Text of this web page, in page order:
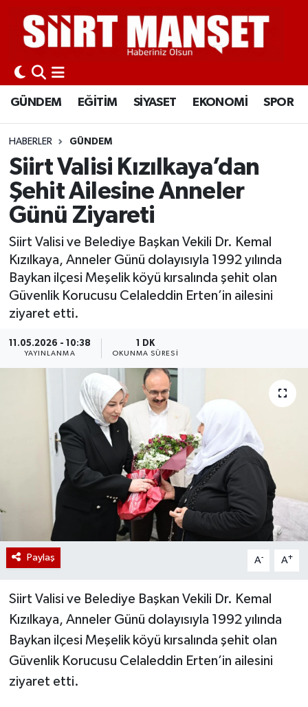
GÜNDEM EĞİTİM SİYASET EKONOMİ SPOR
HABERLER GÜNDEM
Siirt Valisi Kızılkaya’dan
Şehit Ailesine Anneler
Günü Ziyareti
Siirt Valisi ve Belediye Başkan Vekili Dr. Kemal
Kızılkaya, Anneler Günü dolayısıyla 1992 yılında
Baykan ilçesi Meşelik köyü kırsalında şehit olan
Güvenlik Korucusu Celaleddin Erten’in ailesini
ziyaret etti.
11.05.2026 - 10:38
YAYINLANMA
1 DK
OKUNMA SÜRESI
Paylaş A- A+
Siirt Valisi ve Belediye Başkan Vekili Dr. Kemal
Kızılkaya, Anneler Günü dolayısıyla 1992 yılında
Baykan ilçesi Meşelik köyü kırsalında şehit olan
Güvenlik Korucusu Celaleddin Erten’in ailesini
ziyaret etti.
GÜNDEM
EĞİTİM
SİYASET
EKONOMİ
SPOR
KÜLTÜR-SANAT
SAĞLIK-YAŞAM
Siirt Nöbetçi Eczaneler
Siirt Hava Durumu
Siirt Namaz Vakitleri
Siirt Trafik Yoğunluk Haritası
Süper Lig Puan Durumu ve Fikstür
Tüm Manşetler
Son Dakika Haberleri
Haber Arşivi